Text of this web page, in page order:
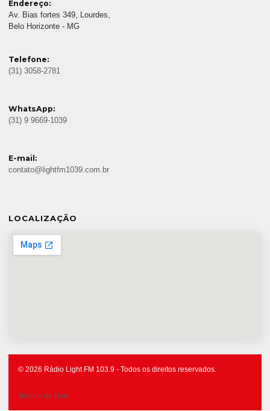
Endereço:
Av. Bias fortes 349, Lourdes,
Belo Horizonte - MG
Telefone:
(31) 3058-2781
WhatsApp:
(31) 9 9669-1039
E-mail:
contato@lightfm1039.com.br
LOCALIZAÇÃO
© 2026 Rádio Light FM 103.9 - Todos os direitos reservados.
Termos de Uso